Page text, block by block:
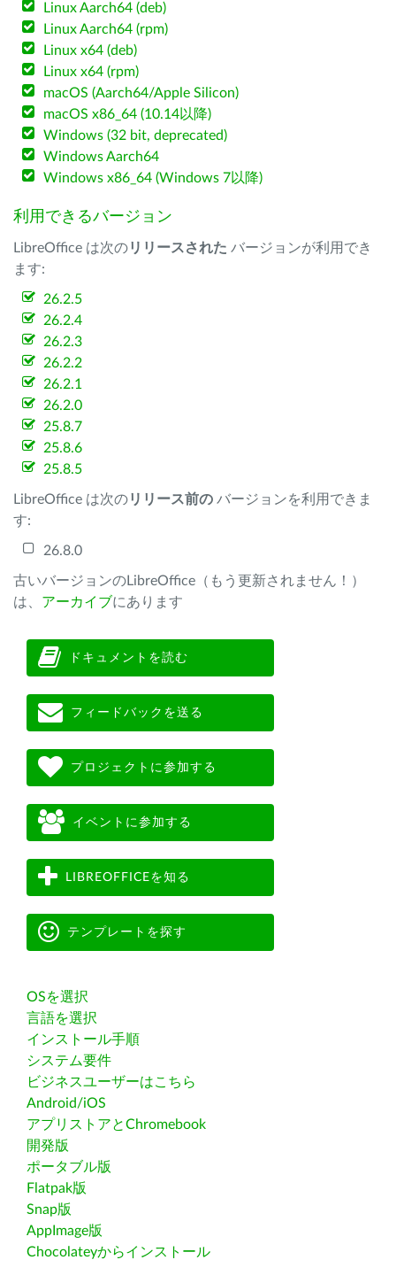
Linux Aarch64 (deb)
Linux Aarch64 (rpm)
Linux x64 (deb)
Linux x64 (rpm)
macOS (Aarch64/Apple Silicon)
macOS x86_64 (10.14以降)
Windows (32 bit, deprecated)
Windows Aarch64
Windows x86_64 (Windows 7以降)
利用できるバージョン
LibreOffice は次のリリースされた バージョンが利用でき
ます:
26.2.5
26.2.4
26.2.3
26.2.2
26.2.1
26.2.0
25.8.7
25.8.6
25.8.5
LibreOffice は次のリリース前の バージョンを利用できま
す:
26.8.0
古いバージョンのLibreOffice（もう更新されません！）
は、 アーカイブにあります
ドキュメントを読む
フィードバックを送る
プロジェクトに参加する
イベントに参加する
LIBREOFFICEを知る
テンプレートを探す
OSを選択
言語を選択
インストール手順
システム要件
ビジネスユーザーはこちら
Android/iOS
アプリストアとChromebook
開発版
ポータブル版
Flatpak版
Snap版
AppImage版
Chocolateyからインストール